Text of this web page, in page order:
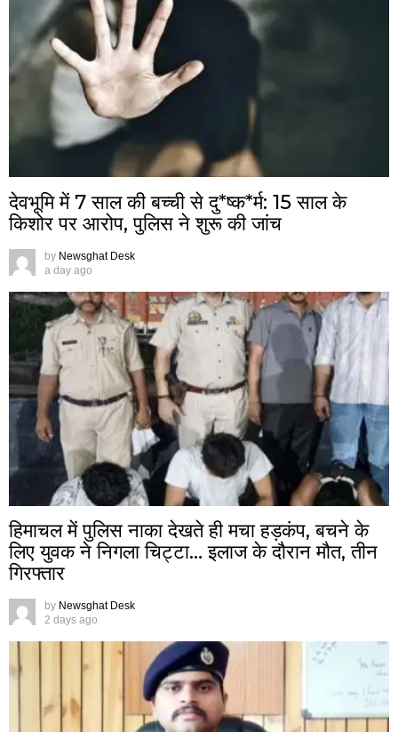
देवभूमि में 7 साल की बच्ची से दु*ष्क*र्म: 15 साल के
किशोर पर आरोप, पुलिस ने शुरू की जांच
by Newsghat Desk
a day ago
हिमाचल में पुलिस नाका देखते ही मचा हड़कंप, बचने के
लिए युवक ने निगला चिट्टा… इलाज के दौरान मौत, तीन
गिरफ्तार
by Newsghat Desk
2 days ago